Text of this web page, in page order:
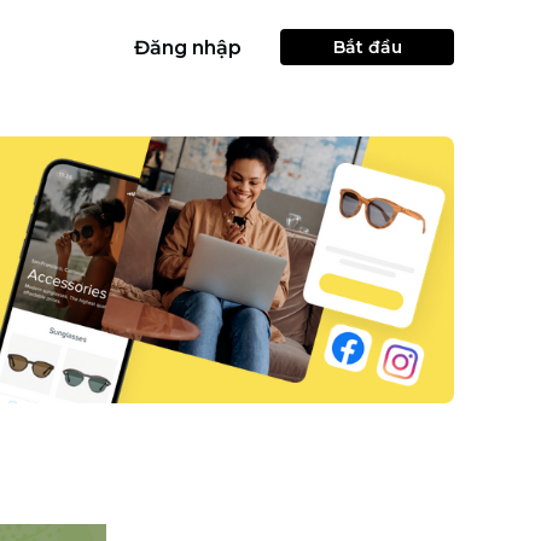
Đăng nhập Bắt đầu